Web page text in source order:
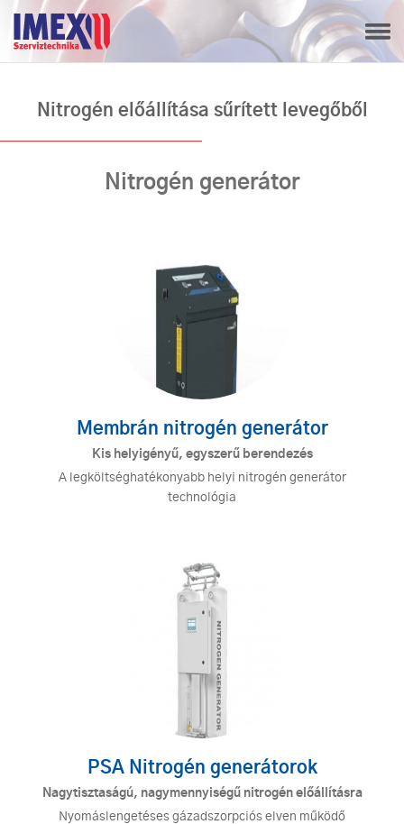
Nitrogén előállítása sűrített levegőből
Nitrogén generátor
Membrán nitrogén generátor
Kis helyigényű, egyszerű berendezés
A legköltséghatékonyabb helyi nitrogén generátor
technológia
PSA Nitrogén generátorok
Nagytisztaságú, nagymennyiségű nitrogén előállításra
Nyomáslengetéses gázadszorpciós elven működő